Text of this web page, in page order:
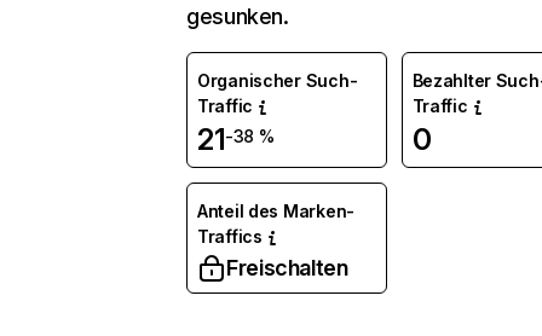
gesunken.
Organischer Such-
Traffic
21-38 %
Bezahlter
Traffic
0
Anteil des Marken-
Traffics
Freischalten